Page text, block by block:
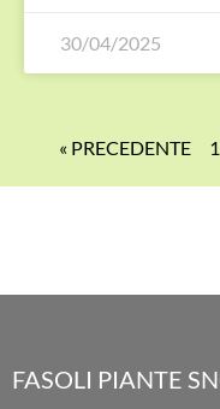
30/04/2025
« PRECEDENTE 1
FASOLI PIANTE